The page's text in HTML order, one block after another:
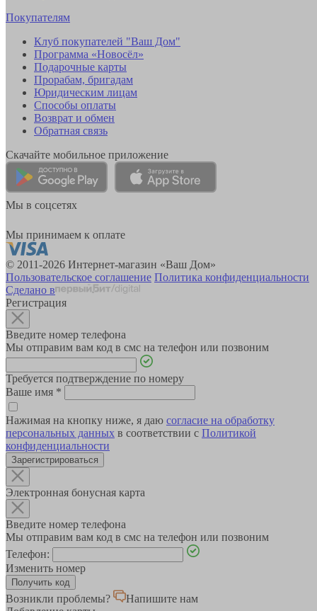
Покупателям
Клуб покупателей "Ваш Дом"
Программа «Новосёл»
Подарочные карты
Прорабам, бригадам
Юридическим лицам
Способы оплаты
Возврат и обмен
Обратная связь
Скачайте мобильное приложение
Мы в соцсетях
Мы принимаем к оплате
© 2011-2026 Интернет-магазин «Ваш Дом»
Пользовательское соглашение Политика конфиденциальности
Сделано в
Регистрация
Введите номер телефона
Мы отправим вам код в смс на телефон или позвоним
Требуется подтверждение по номеру
Ваше имя *
Нажимая на кнопку ниже, я даю согласие на обработку
персональных данных в соответствии с Политикой
конфиденциальности
Зарегистрироваться
Электронная бонусная карта
Введите номер телефона
Мы отправим вам код в смс на телефон или позвоним
Телефон:
Изменить номер
Возникли проблемы?
Напишите нам